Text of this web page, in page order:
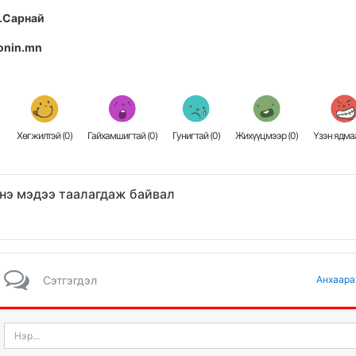
Хөгжилтэй (0) Гайхамшигтай (0) Гунигтай (0) Жихүүцмээр (0) Үзэн
мэдээ таалагдаж байвал
Сэтгэгдэл